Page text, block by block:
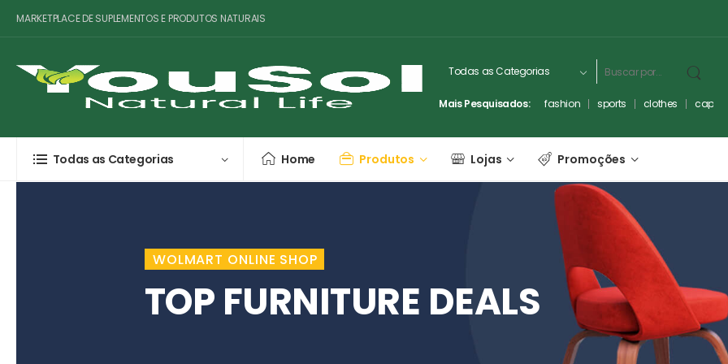
MARKETPLACE DE SUPLEMENTOS E PRODUTOS NATURAIS
Mais Pesquisados: fashion sports clothes
Todas as Categorias Home Produtos Lojas Promoções
WOLMART ONLINE SHOP
TOP FURNITURE DEALS